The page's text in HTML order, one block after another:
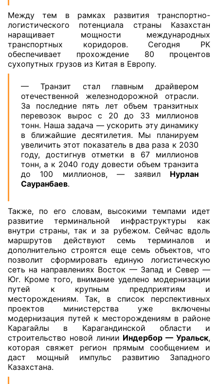
Между тем в рамках развития транспортно-
логистического потенциала страны Казахстан
наращивает мощности международных
транспортных коридоров. Сегодня РК
обеспечивает прохождение 80 процентов
сухопутных грузов из Китая в Европу.
— Транзит стал главным драйвером
отечественной железнодорожной отрасли.
За последние пять лет объем транзитных
перевозок вырос с 20 до 33 миллионов
тонн. Наша задача — ускорить эту динамику
в ближайшие десятилетия. Мы планируем
увеличить этот показатель в два раза к 2030
году, достигнув отметки в 67 миллионов
тонн, а к 2040 году довести объем транзита
до 100 миллионов, — заявил Нурлан
Сауранбаев.
Также, по его словам, высокими темпами идет
развитие терминальной инфраструктуры как
внутри страны, так и за рубежом. Сейчас вдоль
маршрутов действуют семь терминалов и
дополнительно строятся еще семь объектов, что
позволит сформировать единую логистическую
сеть на направлениях Восток — Запад и Север —
Юг. Кроме того, внимание уделено модернизации
путей к крупным предприятиям и
месторождениям. Так, в список перспективных
проектов министерства уже включены
модернизация путей к месторождениям в районе
Карагайлы в Карагандинской области и
строительство новой линии Индербор — Уральск,
которая свяжет регион прямым сообщением и
даст мощный импульс развитию Западного
Казахстана.